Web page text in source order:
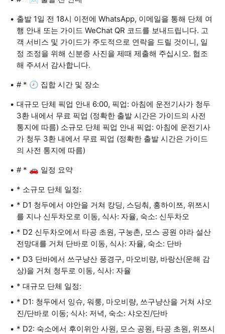
출발 1일 전 18시 이전에 WhatsApp, 이메일을 통해 단체 여
행 안내 또는 가이드 WeChat QR 코드를 보내드립니다. 고
객 서비스 및 가이드가 주도적으로 연락을 드릴 것이니, 일
정 조정을 위해 신분증 사진을 제때 제출해 주십시오. 협조
해 주셔서 감사합니다.
# * 🕗 집합 시간 및 장소
대규모 단체 픽업 안내 6:00, 픽업: 아침에 운전기사가 청두
3환 내에서 무료 픽업 (정확한 출발 시간은 가이드의 사전
통지에 따름) 소규모 단체 픽업 안내 픽업: 아침에 운전기사
가 청두 3환 내에서 무료 픽업 (정확한 출발 시간은 가이드
의 사전 통지에 따름)
# * 🚗 일정 요약
* 소규모 단체 일정:
* D1 청두에서 야안을 거쳐 캉딩, 스딩춰, 홍하이쯔, 위쯔시
를 지나 신두차오로 이동, 식사: 자율, 숙소: 신두차오
* D2 신두차오에서 타공 초원, 구눙촌, 모스 공원 야라 설산
전망대를 거쳐 단바로 이동, 식사: 자율, 숙소: 단바
* D3 단바에서 쓰구냥산 풍경구, 마오비량, 바랑산(운해 감
상)을 거쳐 청두로 이동, 식사: 자율
* 대규모 단체 일정:
* D1: 청두에서 잉슈, 워룽, 마오비량, 쓰구냥산을 거쳐 샤오
진/단바로 이동; 식사: 저녁, 숙소: 샤오진/단바
* D2: 숙소에서 후이위안 사원, 모스 공원, 타공 초원, 위쯔시